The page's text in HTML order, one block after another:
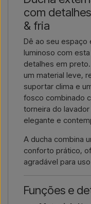
receberá uma oferta.
com
& fria
Dê ao seu espaço
luminoso com
detalhes em
um material leve,
suportar clima e
fosco combinado
torneira do
elegante e
A ducha combina
conforto prático,
agradável para
Funções e